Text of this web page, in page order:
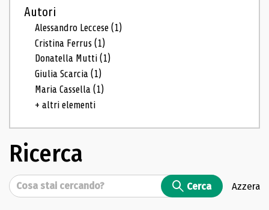
Autori
Alessandro Leccese(1)
Cristina Ferrus(1)
Donatella Mutti(1)
Giulia Scarcia(1)
Maria Cassella(1)
+ altri elementi
Ricerca
Cerca Cerca Azzera